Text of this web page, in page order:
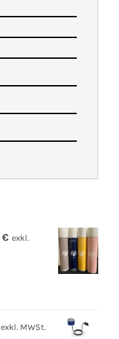
€ exkl.
exkl. MWSt.